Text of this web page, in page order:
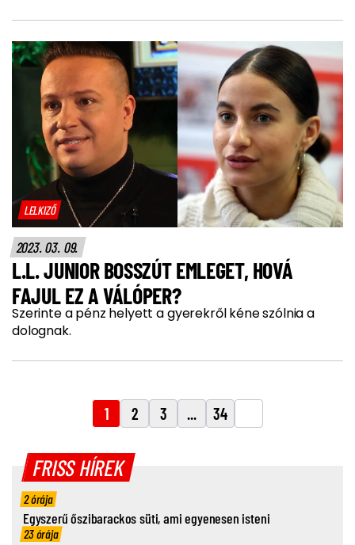
LELKIZŐ
2023. 03. 09.
L.L. JUNIOR BOSSZÚT EMLEGET, HOVÁ
FAJUL EZ A VÁLÓPER?
Szerinte a pénz helyett a gyerekről kéne szólnia a
dolognak.
1 2 3 ... 34
FRISS HÍREK
2 órája
Egyszerű őszibarackos süti, ami egyenesen isteni
23 órája